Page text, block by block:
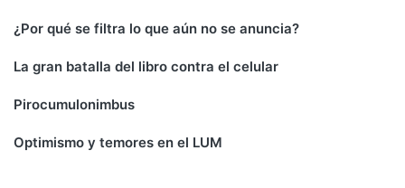
¿Por qué se filtra lo que aún no se anuncia?
La gran batalla del libro contra el celular
Pirocumulonimbus
Optimismo y temores en el LUM